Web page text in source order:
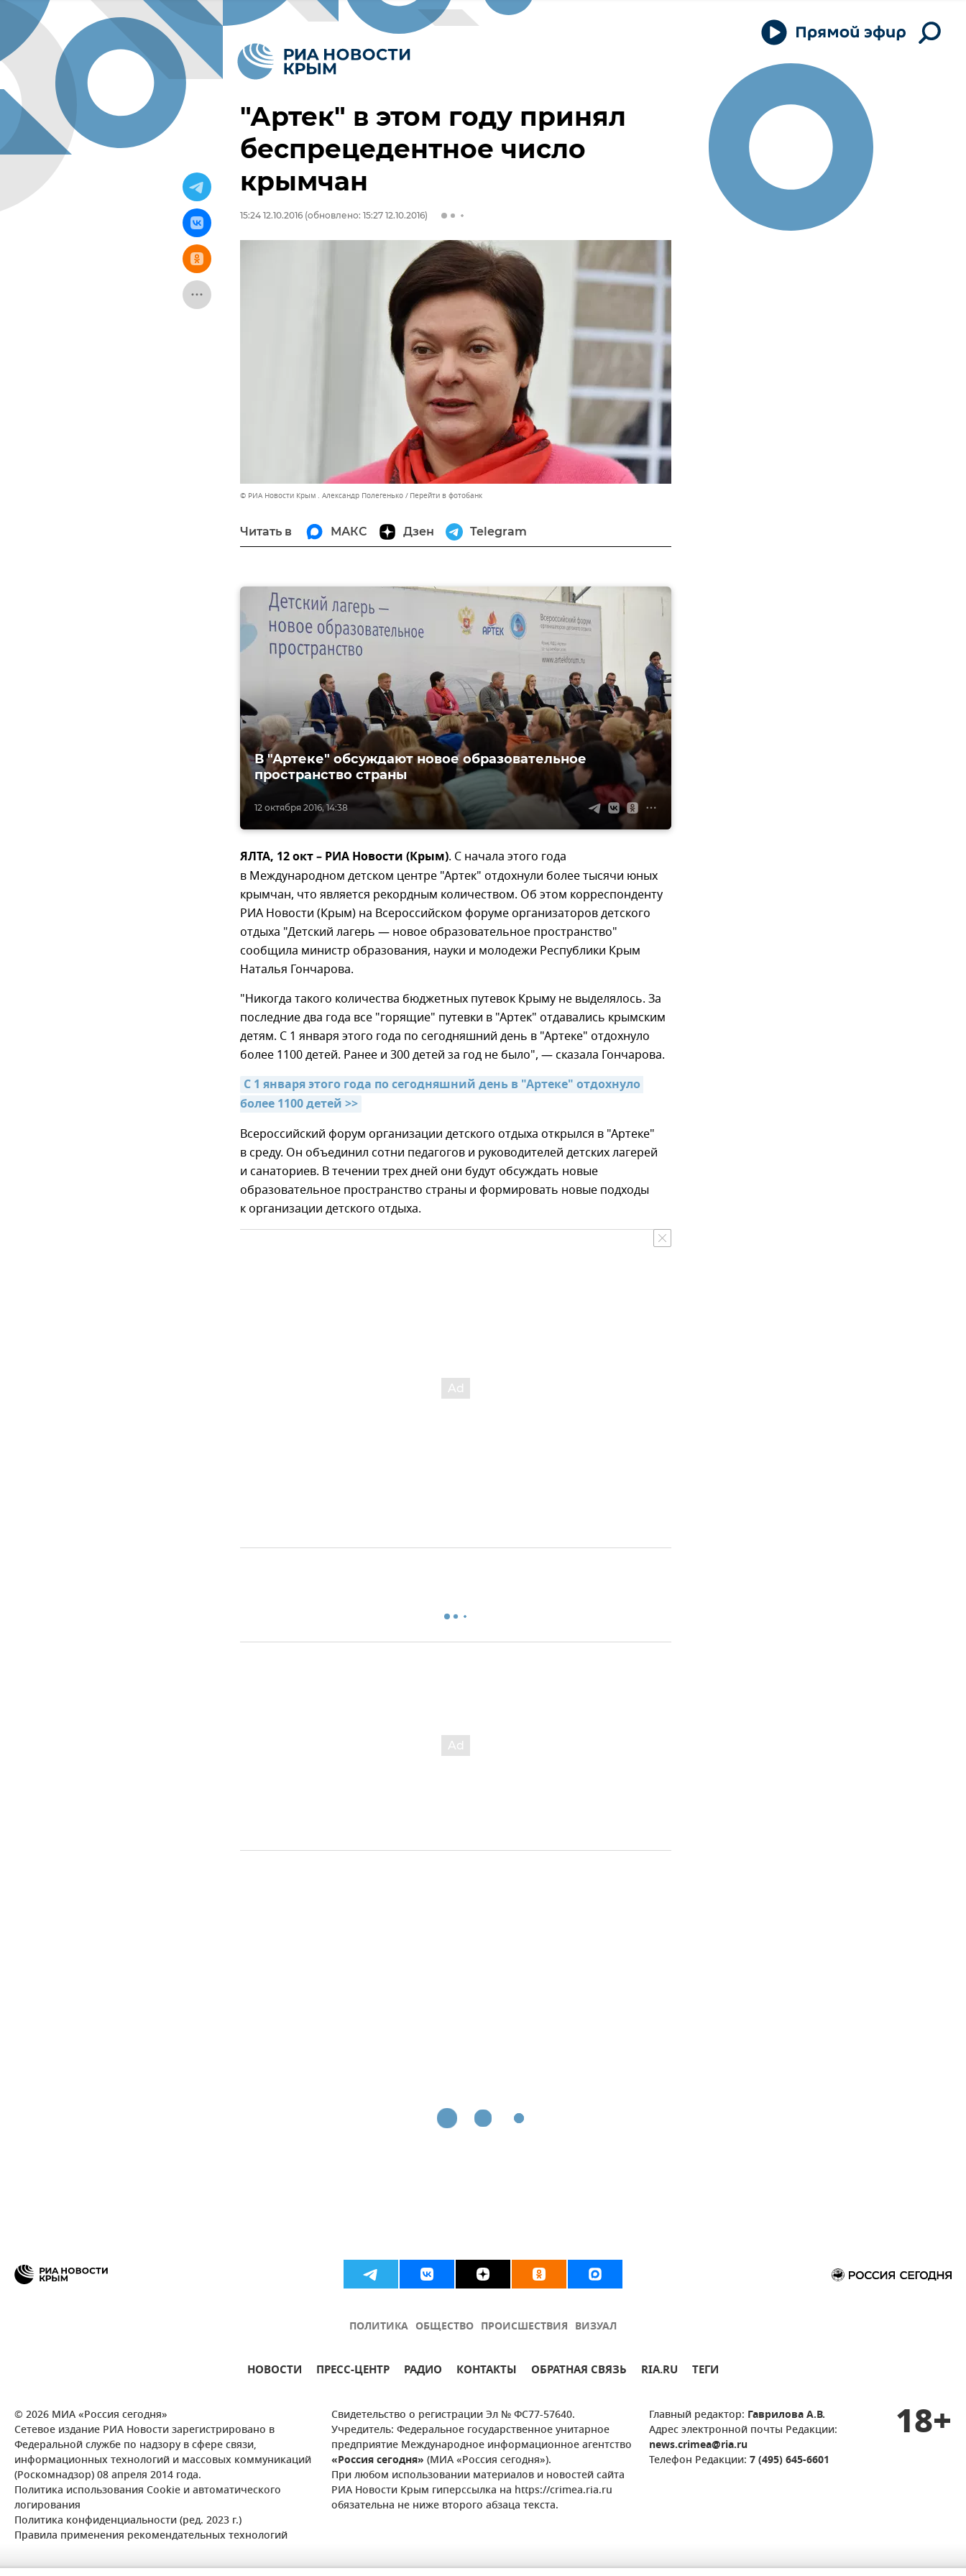
"Артек" в этом году принял
беспрецедентное число
крымчан
15:24 12.10.2016 (обновлено: 15:27 12.10.2016)
© РИА Новости Крым . Александр Полегенько Перейти в фотобанк
Читать в МАКС Дзен Telegram
12 октября 2016, 14:38
В "Артеке" обсуждают новое образовательное
пространство страны
ЯЛТА, 12 окт – РИА Новости (Крым). С начала этого года
в Международном детском центре "Артек" отдохнули более тысячи юных
крымчан, что является рекордным количеством. Об этом корреспонденту
РИА Новости (Крым) на Всероссийском форуме организаторов детского
отдыха "Детский лагерь — новое образовательное пространство"
сообщила министр образования, науки и молодежи Республики Крым
Наталья Гончарова.
"Никогда такого количества бюджетных путевок Крыму не выделялось. За
последние два года все "горящие" путевки в "Артек" отдавались крымским
детям. С 1 января этого года по сегодняшний день в "Артеке" отдохнуло
более 1100 детей. Ранее и 300 детей за год не было", — сказала Гончарова.
С 1 января этого года по сегодняшний день в "Артеке" отдохнуло
более 1100 детей >>
Всероссийский форум организации детского отдыха открылся в "Артеке"
в среду. Он объединил сотни педагогов и руководителей детских лагерей
и санаториев. В течении трех дней они будут обсуждать новые
образовательное пространство страны и формировать новые подходы
к организации детского отдыха.
ПОЛИТИКА ОБЩЕСТВО ПРОИСШЕСТВИЯ ВИЗУАЛ
НОВОСТИ ПРЕСС-ЦЕНТР РАДИО КОНТАКТЫ ОБРАТНАЯ СВЯЗЬ RIA.RU ТЕГИ
© 2026 МИА «Россия сегодня»
Сетевое издание РИА Новости зарегистрировано в
Федеральной службе по надзору в сфере связи,
информационных технологий и массовых коммуникаций
(Роскомнадзор) 08 апреля 2014 года.
Политика использования Cookie и автоматического
логирования
Политика конфиденциальности (ред. 2023 г.)
Правила применения рекомендательных технологий
Свидетельство о регистрации Эл № ФС77-57640.
Учредитель: Федеральное государственное унитарное
предприятие Международное информационное агентство
«Россия сегодня» (МИА «Россия сегодня»).
При любом использовании материалов и новостей сайта
РИА Новости Крым гиперссылка на https://crimea.ria.ru
обязательна не ниже второго абзаца текста.
Главный редактор: Гаврилова А.В.
Адрес электронной почты Редакции:
news.crimea@ria.ru
Телефон Редакции: 7 (495) 645-6601
18+